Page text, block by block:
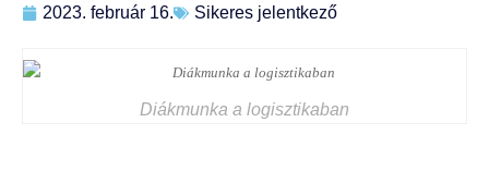
2023. február 16. Sikeres jelentkező
Diákmunka a logisztikaban